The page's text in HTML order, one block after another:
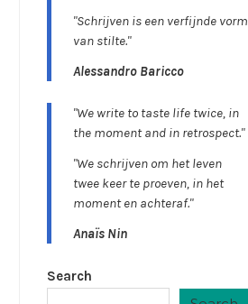
"Schrijven is een verfijnde vorm
van stilte."
Alessandro Baricco
"We write to taste life twice, in
the moment and in retrospect."
"We schrijven om het leven
twee keer te proeven, in het
moment en achteraf."
Anaïs Nin
Search